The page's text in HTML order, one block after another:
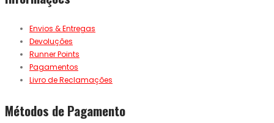
Envios & Entregas
Devoluções
Runner Points
Pagamentos
Livro de Reclamações
Métodos de Pagamento